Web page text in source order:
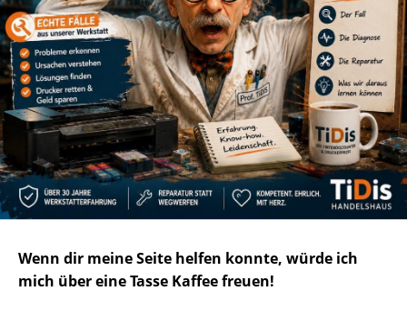
Wenn dir meine Seite helfen konnte, würde ich
mich über eine Tasse Kaffee freuen!